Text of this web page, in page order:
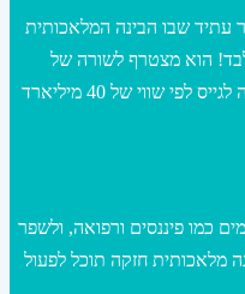
עתיד שבו הבינה המלאכותית
לבד! הוא מצטרף לשורה של
מנהלים בכירים בתעשיית הבינה המלאכותית שמציגים חזון דומה. מה שמעניין הוא שההבטחות הגרנדיוזיות האלה מגיעות בדרך כלל יד ביד עם ניסיונות לגייס סכומי עתק. Anthropic, למשל, מנסה לגייס לפי שווי של 40 מיליארד
כמו פיננסים ורפואה, ולשפר
מלאכותית חזקה תוכל לפעול